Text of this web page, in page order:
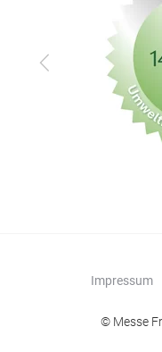
Zurück
Impressum
© Messe